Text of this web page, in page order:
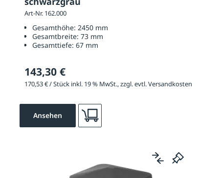
Art-Nr. 162.000
Gesamthöhe: 2450 mm
Gesamtbreite: 73 mm
Gesamttiefe: 67 mm
143,30 €
170,53 € / Stück inkl. 19 % MwSt., zzgl. evtl. Versandkosten
Ansehen